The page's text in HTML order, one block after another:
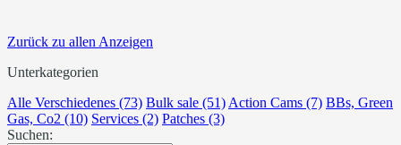
Zurück zu allen Anzeigen
Unterkategorien
Alle Verschiedenes (73) Bulk sale (51) Action Cams (7) BBs, Green
Gas, Co2 (10) Services (2) Patches (3)
Suchen: